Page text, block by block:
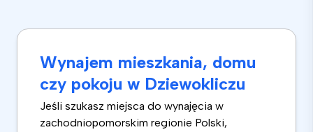
Wynajem mieszkania, domu
czy pokoju w Dziewokliczu
Jeśli szukasz miejsca do wynajęcia w
zachodniopomorskim regionie Polski,